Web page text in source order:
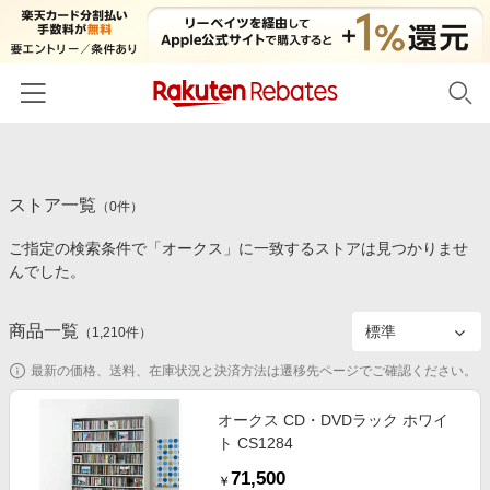
カテゴリー一覧
百貨店・総合ECモール
食品・スイーツ・お酒
コスメ・健康・医薬品
キッズ・ベビー用品
家電・PC・スマホ・カメラ
イベント一覧
初回購入者限定特典
対象ストア新規限定特典
電子書籍特集
楽天ペイ導入ストア
楽天IDでログイン/会員登録
ストア一覧 （0件）
ご指定の検索条件で「オークス」に一致するストアは見つかりませ
んでした。
商品一覧 （ 1,210件）
最新の価格、送料、在庫状況と決済方法は遷移先ページでご確認ください。
オークス CD・DVDラック ホワイ
ト CS1284
￥ 71,500